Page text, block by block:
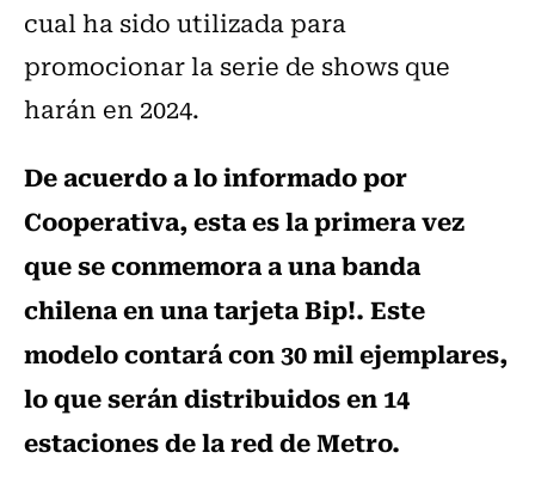
cual ha sido utilizada para
promocionar la serie de shows que
harán en 2024.
De acuerdo a lo informado por
Cooperativa, esta es la primera vez
que se conmemora a una banda
chilena en una tarjeta Bip!. Este
modelo contará con 30 mil ejemplares,
lo que serán distribuidos en 14
estaciones de la red de Metro.